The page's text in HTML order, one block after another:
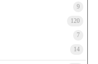
9
120
7
14